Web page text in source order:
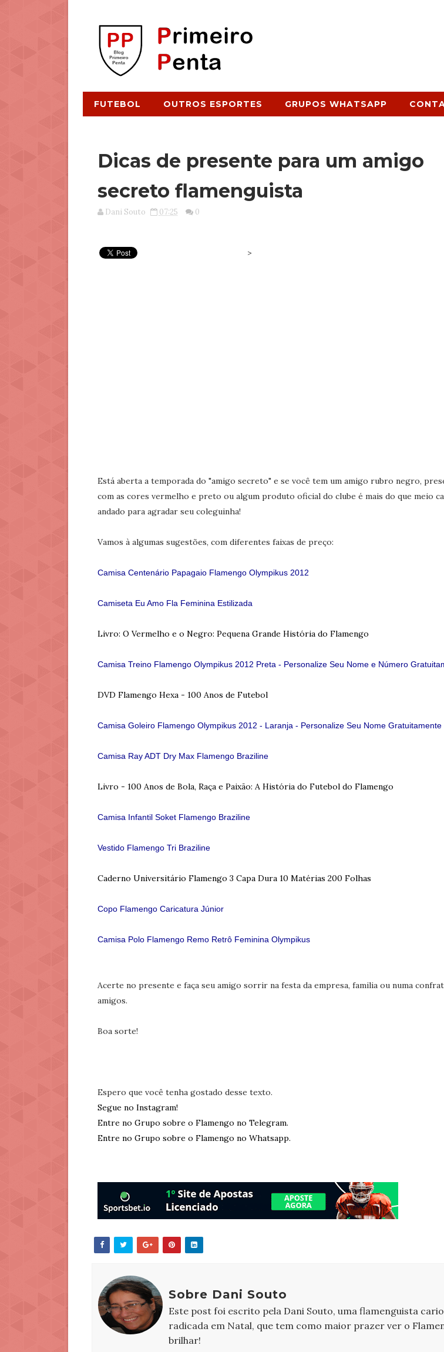
FUTEBOL OUTROS ESPORTES GRUPOS WHATSAPP
Dicas de presente para um amigo
secreto flamenguista
Dani Souto 07:25 0
>
Está aberta a temporada do "amigo secreto" e se você tem um amigo rubro negro,
com as cores vermelho e preto ou algum produto oficial do clube é mais do que meio
andado para agradar seu coleguinha!
Vamos à algumas sugestões, com diferentes faixas de preço:
Camisa Centenário Papagaio Flamengo Olympikus 2012
Camiseta Eu Amo Fla Feminina Estilizada
Livro: O Vermelho e o Negro: Pequena Grande História do Flamengo
Camisa Treino Flamengo Olympikus 2012 Preta - Personalize Seu Nome e Número
DVD Flamengo Hexa - 100 Anos de Futebol
Camisa Goleiro Flamengo Olympikus 2012 - Laranja - Personalize Seu Nome Gratuitamente
Camisa Ray ADT Dry Max Flamengo Braziline
Livro - 100 Anos de Bola, Raça e Paixão: A História do Futebol do Flamengo
Camisa Infantil Soket Flamengo Braziline
Vestido Flamengo Tri Braziline
Caderno Universitário Flamengo 3 Capa Dura 10 Matérias 200 Folhas
Copo Flamengo Caricatura Júnior
Camisa Polo Flamengo Remo Retrô Feminina Olympikus
Acerte no presente e faça seu amigo sorrir na festa da empresa, familia ou numa
amigos.
Boa sorte!
Espero que você tenha gostado desse texto.
Segue no Instagram!
Entre no Grupo sobre o Flamengo no Telegram.
Entre no Grupo sobre o Flamengo no Whatsapp.
Sobre Dani Souto
Este post foi escrito pela Dani Souto, uma flamenguista
radicada em Natal, que tem como maior prazer ver o
brilhar!